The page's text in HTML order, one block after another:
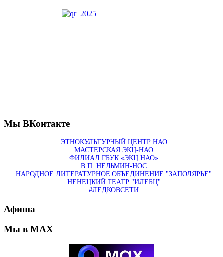
Мы ВКонтакте
ЭТНОКУЛЬТУРНЫЙ ЦЕНТР НАО
МАСТЕРСКАЯ ЭКЦ-НАО
ФИЛИАЛ ГБУК «ЭКЦ НАО»
В П. НЕЛЬМИН-НОС
НАРОДНОЕ ЛИТЕРАТУРНОЕ ОБЪЕДИНЕНИЕ "ЗАПОЛЯРЬЕ"
НЕНЕЦКИЙ ТЕАТР "ИЛЕБЦ"
#ЛЕДКОВСЕТИ
Афиша
Мы в MAX